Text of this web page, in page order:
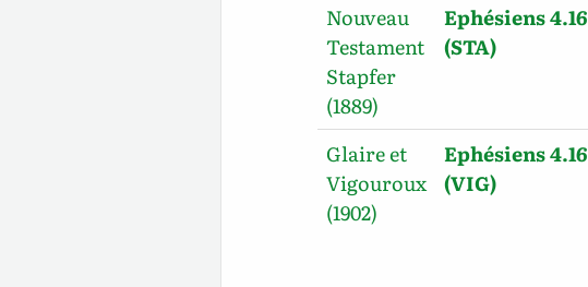
Nouveau
Testament
Stapfer
(1889)
Ephésiens 4.16
(STA)
Glaire et
Vigouroux
(1902)
Ephésiens 4.16
(VIG)